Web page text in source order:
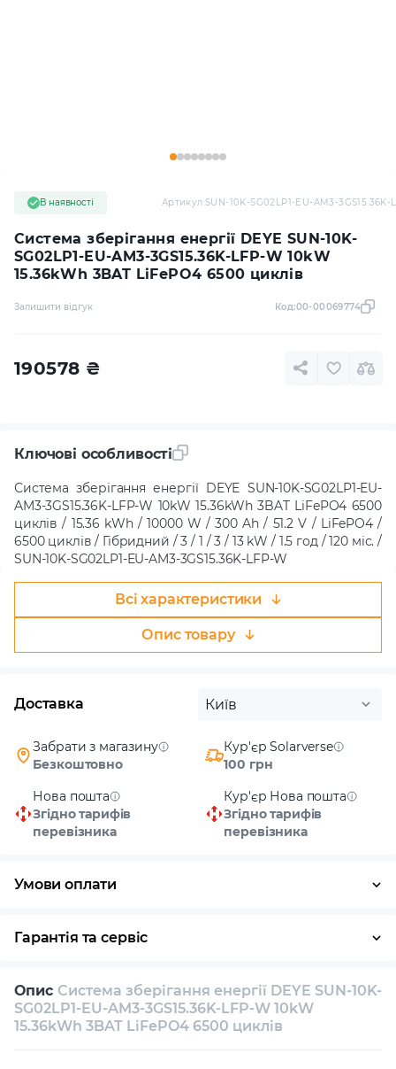
Система зберігання енергії DEYE SUN-10K-
SG02LP1-EU-AM3-3GS15.36K-LFP-W 10kW
15.36kWh 3BAT LiFePO4 6500 циклів
В наявності Артикул:SUN-10K-SG02LP1-EU-AM3-3GS15.36K-
Залишити відгук Код:00-00069774
190578 ₴
Ключові особливості
Система зберігання енергії DEYE SUN-10K-SG02LP1-EU-
AM3-3GS15.36K-LFP-W 10kW 15.36kWh 3BAT LiFePO4 6500
циклів / 15.36 kWh / 10000 W / 300 Ah / 51.2 V / LiFePO4 /
6500 циклів / Гібридний / 3 / 1 / 3 / 13 kW / 1.5 год / 120 міс. /
SUN-10K-SG02LP1-EU-AM3-3GS15.36K-LFP-W
Всі характеристики
Опис товару
Доставка Київ
Забрати з магазину
Безкоштовно
Кур'єр Solarverse
100 грн
Нова пошта
Згідно тарифів
перевізника
Кур'єр Нова пошта
Згідно тарифів
перевізника
Умови оплати
Гарантія та сервіс
Власний сервісний центр Технічна підтримка
Консультація
Опис Система зберігання енергії DEYE SUN-10K-
SG02LP1-EU-AM3-3GS15.36K-LFP-W 10kW
15.36kWh 3BAT LiFePO4 6500 циклів